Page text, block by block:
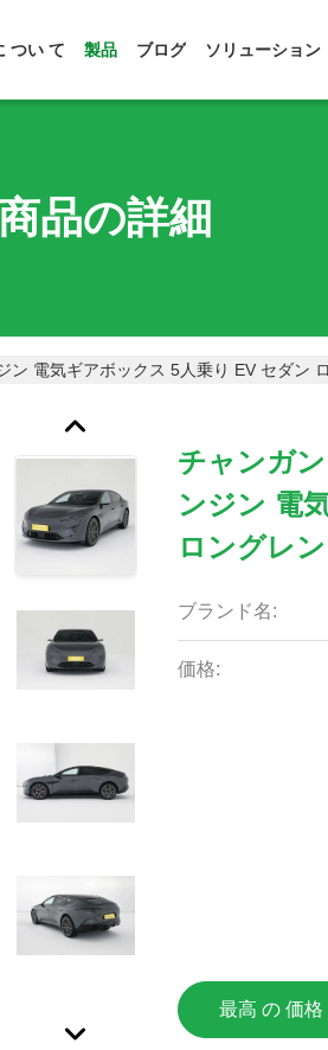
つい て 製品 ブログ ソリューション
品の詳細
電気ギアボックス 5人乗り EV セダン
チャンガ
ンジン 電
ロングレ
ブランド名:
価格:
最高 の 価格